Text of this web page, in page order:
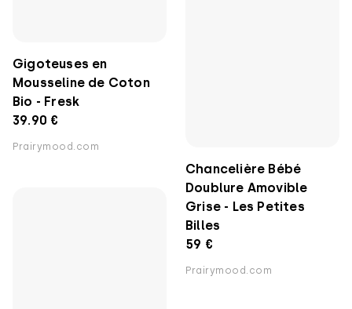
Chancelière Bébé
Doublure Amovible
Grise - Les Petites
Billes
59 €